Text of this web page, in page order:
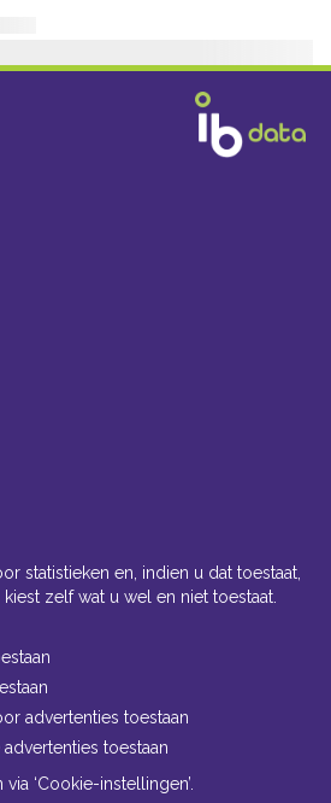
statistieken en, indien u dat toestaat,
zelf wat u wel en niet toestaat.
advertenties toestaan
toestaan
‘Cookie-instellingen’.